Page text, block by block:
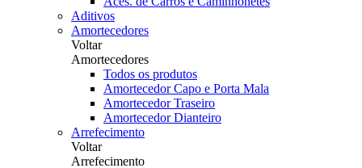
Aditivos
Amortecedores
Voltar
Amortecedores
Todos os produtos
Amortecedor Capo e Porta Mala
Amortecedor Traseiro
Amortecedor Dianteiro
Arrefecimento
Voltar
Arrefecimento